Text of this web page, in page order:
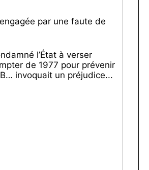
par une faute de
l’État à verser
de 1977 pour prévenir
invoquait un préjudice...